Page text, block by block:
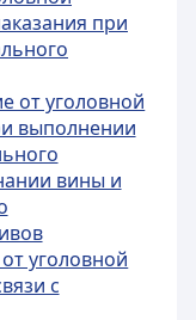
при
от уголовной
выполнении
вины и
уголовной
с